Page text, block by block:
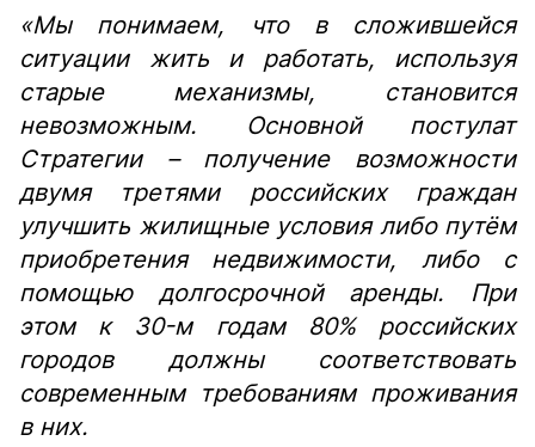
«Мы понимаем, что в сложившейся
ситуации жить и работать, используя
старые механизмы, становится
невозможным. Основной постулат
Стратегии – получение возможности
двумя третями российских граждан
улучшить жилищные условия либо путём
приобретения недвижимости, либо с
помощью долгосрочной аренды. При
этом к 30-м годам 80% российских
городов должны соответствовать
современным требованиям проживания
в них.